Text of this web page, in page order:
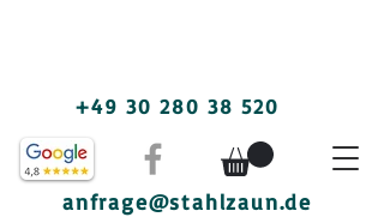
+49 30 280 38 520
anfrage@stahlzaun.de